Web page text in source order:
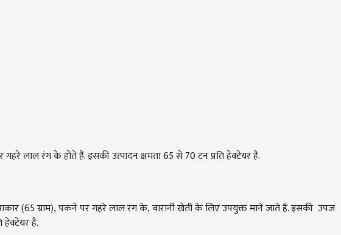
लाल रंग के होते हैं. इसकी उत्पादन क्षमता 65 से 70 टन प्रति हेक्टेयर है.
(65ग्राम),पकने पर गहरे लाल रंग के,बारानी खेती के लिए उपयुक्त माने जाते हैं. इसकी उपज
हेक्टेयर है.